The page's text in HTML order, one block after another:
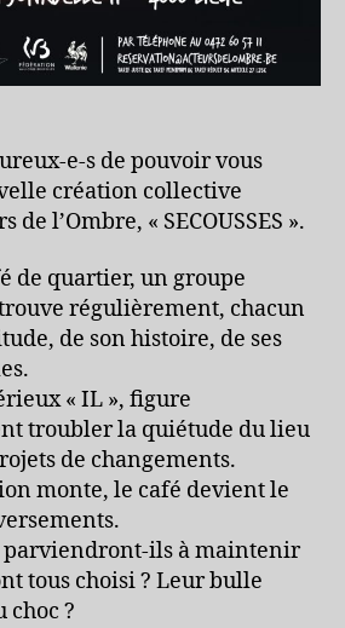
e-s de pouvoir vous
création collective
de l’Ombre, « SECOUSSES ».
de quartier, un groupe
régulièrement, chacun
de son histoire, de ses
« IL », figure
troubler la quiétude du lieu
de changements.
monte, le café devient le
parviendront-ils à maintenir
tous choisi ? Leur bulle
choc ?